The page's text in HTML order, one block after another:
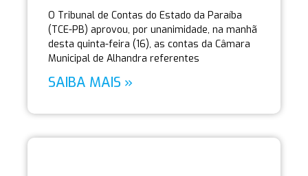
O Tribunal de Contas do Estado da Paraíba
(TCE-PB) aprovou, por unanimidade, na manhã
desta quinta-feira (16), as contas da Câmara
Municipal de Alhandra referentes
SAIBA MAIS »